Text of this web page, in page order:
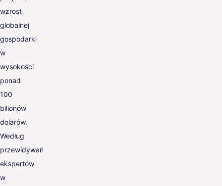
wzrost
globalnej
gospodarki
w
wysokości
ponad
100
bilionów
dolarów.
Według
przewidywań
ekspertów
w